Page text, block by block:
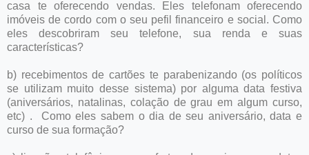
casa te oferecendo vendas. Eles telefonam oferecendo
imóveis de cordo com o seu pefil financeiro e social. Como
eles descobriram seu telefone, sua renda e suas
características?
b) recebimentos de cartões te parabenizando (os políticos
se utilizam muito desse sistema) por alguma data festiva
(aniversários, natalinas, colação de grau em algum curso,
etc) . Como eles sabem o dia de seu aniversário, data e
curso de sua formação?